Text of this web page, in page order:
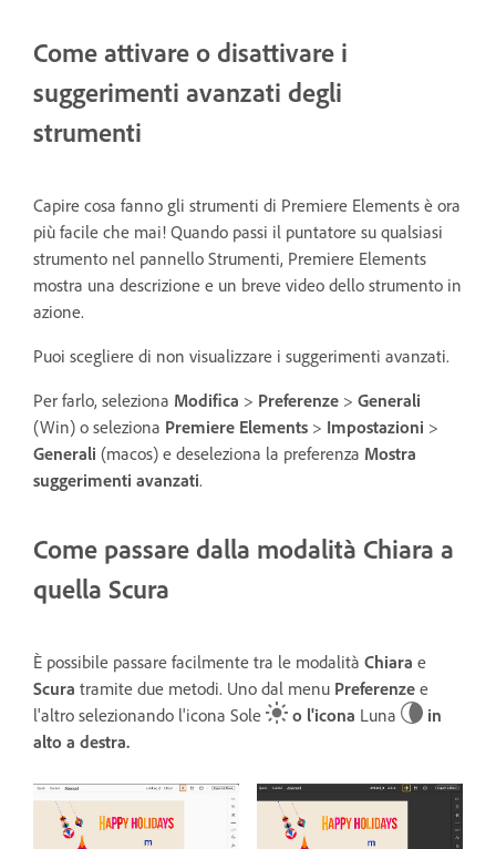
Come attivare o disattivare i
suggerimenti avanzati degli
strumenti
Capire cosa fanno gli strumenti di Premiere Elements è ora
più facile che mai! Quando passi il puntatore su qualsiasi
strumento nel pannello Strumenti, Premiere Elements
mostra una descrizione e un breve video dello strumento in
azione.
Puoi scegliere di non visualizzare i suggerimenti avanzati.
Per farlo, seleziona Modifica > Preferenze > Generali
(Win) o seleziona Premiere Elements > Impostazioni >
Generali (macos) e deseleziona la preferenza Mostra
suggerimenti avanzati.
Come passare dalla modalità Chiara a
quella Scura
È possibile passare facilmente tra le modalità Chiara e
Scura tramite due metodi. Uno dal menu Preferenze e
l'altro selezionando l'icona Sole o l'icona Luna
in
alto a destra.